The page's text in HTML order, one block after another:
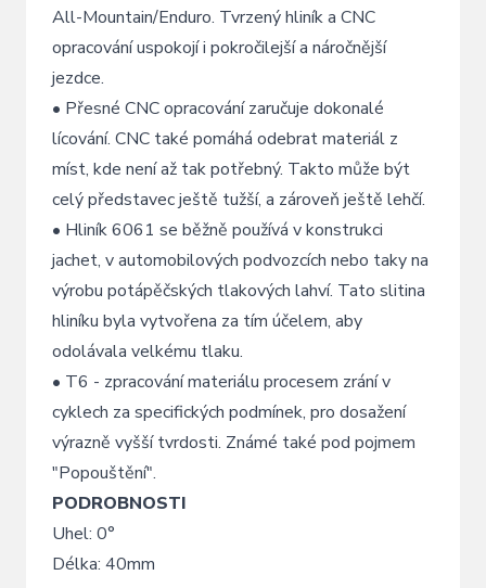
All-Mountain/Enduro. Tvrzený hliník a CNC
opracování uspokojí i pokročilejší a náročnější
jezdce.
• Přesné CNC opracování zaručuje dokonalé
lícování. CNC také pomáhá odebrat materiál z
míst, kde není až tak potřebný. Takto může být
celý představec ještě tužší, a zároveň ještě lehčí.
• Hliník 6061 se běžně používá v konstrukci
jachet, v automobilových podvozcích nebo taky na
výrobu potápěčských tlakových lahví. Tato slitina
hliníku byla vytvořena za tím účelem, aby
odolávala velkému tlaku.
• T6 - zpracování materiálu procesem zrání v
cyklech za specifických podmínek, pro dosažení
výrazně vyšší tvrdosti. Známé také pod pojmem
"Popouštění".
PODROBNOSTI
Uhel: 0°
Délka: 40mm